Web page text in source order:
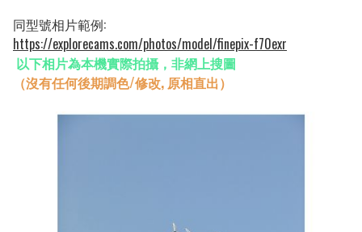
同型號相片範例:
https://explorecams.com/photos/model/finepix-f70exr
以下相片為本機實際拍攝，非網上搜圖
（沒有任何後期調色/修改, 原相直出）